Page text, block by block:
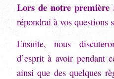
Lors de notre première
répondrai à vos questions
Ensuite, nous
d’esprit à avoir pendant
ainsi que des quelques